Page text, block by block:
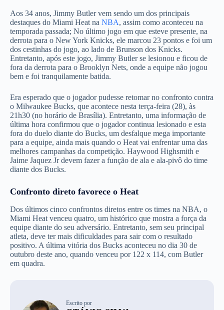
Aos 34 anos, Jimmy Butler vem sendo um dos principais
destaques do Miami Heat na NBA, assim como aconteceu na
temporada passada; No último jogo em que esteve presente, na
derrota para o New York Knicks, ele marcou 23 pontos e foi um
dos cestinhas do jogo, ao lado de Brunson dos Knicks.
Entretanto, após este jogo, Jimmy Butler se lesionou e ficou de
fora da derrota para o Brooklyn Nets, onde a equipe não jogou
bem e foi tranquilamente batida.
Era esperado que o jogador pudesse retomar no confronto contra
o Milwaukee Bucks, que acontece nesta terça-feira (28), às
21h30 (no horário de Brasília). Entretanto, uma informação de
última hora confirmou que o jogador continua lesionado e esta
fora do duelo diante do Bucks, um desfalque mega importante
para a equipe, ainda mais quando o Heat vai enfrentar uma das
melhores campanhas da competição. Haywood Highsmith e
Jaime Jaquez Jr devem fazer a função de ala e ala-pivô do time
diante dos Bucks.
Confronto direto favorece o Heat
Dos últimos cinco confrontos diretos entre os times na NBA, o
Miami Heat venceu quatro, um histórico que mostra a força da
equipe diante do seu adversário. Entretanto, sem seu principal
atleta, deve ter mais dificuldades para sair com o resultado
positivo. A última vitória dos Bucks aconteceu no dia 30 de
outubro deste ano, quando venceu por 122 x 114, com Butler
em quadra.
Escrito por